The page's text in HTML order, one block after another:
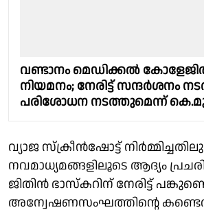
വണ്ടാനം മെഡിക്കൽ
നിയമനം; നേരിട്ട് സന്ദർശനം
പരിശോധന നടത്തുമെന്ന്
വ്യാജ സ്ക്രീൻഷോട്ട്
നവമാധ്യമങ്ങളിലൂടെ ആദ്യം
ജിതിൻ ഭാസ്കറിന് നേരിട്ട്
അന്വേഷണസംഘത്തിൻ്റെ